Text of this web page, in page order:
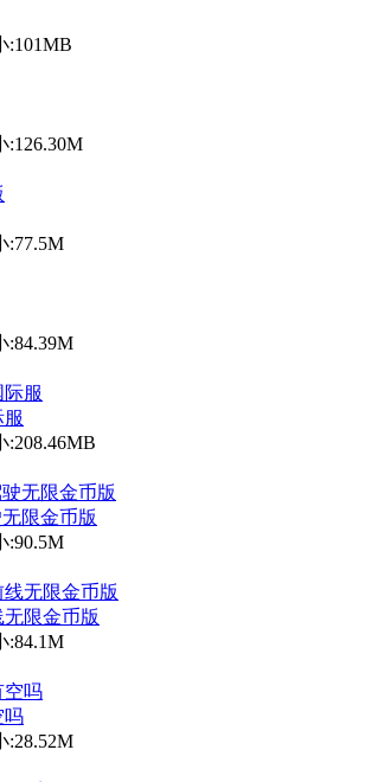
:101MB
:126.30M
:77.5M
:84.39M
:208.46MB
限金币版
:90.5M
限金币版
:84.1M
吗
:28.52M